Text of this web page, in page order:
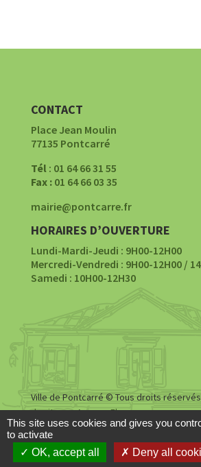
CONTACT
Place Jean Moulin
77135 Pontcarré
Tél: 01 64 66 31 55
Fax :01 64 66 03 35
mairie@pontcarre.fr
HORAIRES D’OUVERTURE
Lundi-Mardi-Jeudi : 9H00-12H00
Mercredi-Vendredi : 9H00-12H00 /
Samedi : 10H00-12H30
Ville de Pontcarré © Tous droits réservés
du site par Agence Fluence
Accessibilité| Mentions
This site uses cookies and gives you
to activate
OK, accept all
Deny all